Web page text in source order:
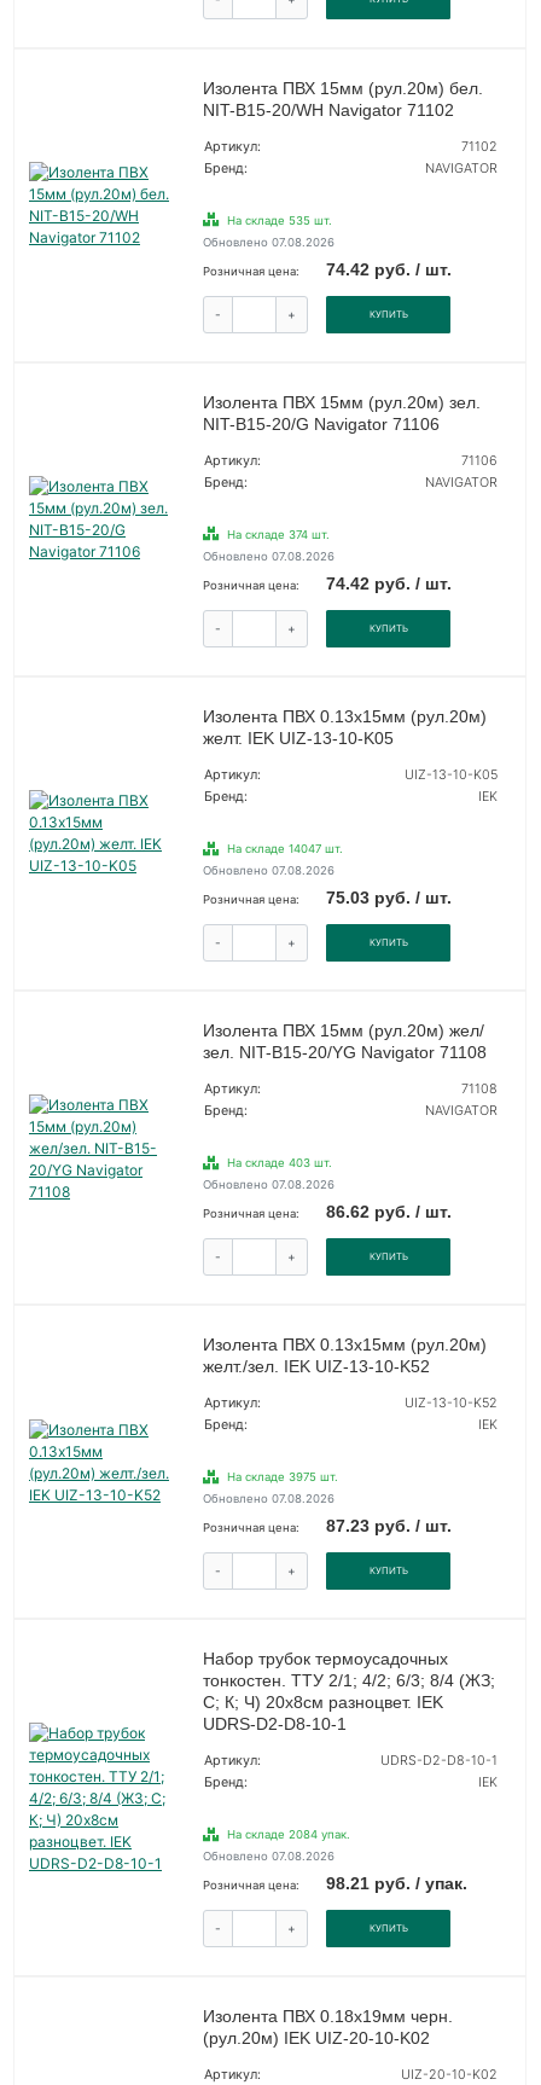
Изолента ПВХ 15мм (рул.20м) бел.
NIT-B15-20/WH Navigator 71102
Артикул:
71102
Бренд:
NAVIGATOR
На складе 535 шт.
Обновлено 07.08.2026
Розничная цена: 74.42 руб. / шт.
- + КУПИТЬ
Изолента ПВХ 15мм (рул.20м) зел.
NIT-B15-20/G Navigator 71106
Артикул:
71106
Бренд:
NAVIGATOR
На складе 374 шт.
Обновлено 07.08.2026
Розничная цена: 74.42 руб. / шт.
- + КУПИТЬ
Изолента ПВХ 0.13х15мм (рул.20м)
желт. IEK UIZ-13-10-K05
Артикул:
UIZ-13-10-K05
Бренд:
IEK
На складе 14047 шт.
Обновлено 07.08.2026
Розничная цена: 75.03 руб. / шт.
- + КУПИТЬ
Изолента ПВХ 15мм (рул.20м) жел/
зел. NIT-B15-20/YG Navigator 71108
Артикул:
71108
Бренд:
NAVIGATOR
На складе 403 шт.
Обновлено 07.08.2026
Розничная цена: 86.62 руб. / шт.
- + КУПИТЬ
Изолента ПВХ 0.13х15мм (рул.20м)
желт./зел. IEK UIZ-13-10-K52
Артикул:
UIZ-13-10-K52
Бренд:
IEK
На складе 3975 шт.
Обновлено 07.08.2026
Розничная цена: 87.23 руб. / шт.
- + КУПИТЬ
Набор трубок термоусадочных
тонкостен. ТТУ 2/1; 4/2; 6/3; 8/4 (ЖЗ;
С; К; Ч) 20х8см разноцвет. IEK
UDRS-D2-D8-10-1
Артикул:
UDRS-D2-D8-10-1
Бренд:
IEK
На складе 2084 упак.
Обновлено 07.08.2026
Розничная цена: 98.21 руб. / упак.
- + КУПИТЬ
Изолента ПВХ 0.18х19мм черн.
(рул.20м) IEK UIZ-20-10-K02
Артикул:
UIZ-20-10-K02